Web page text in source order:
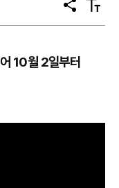
공
유
텍
스
10월 2일부터